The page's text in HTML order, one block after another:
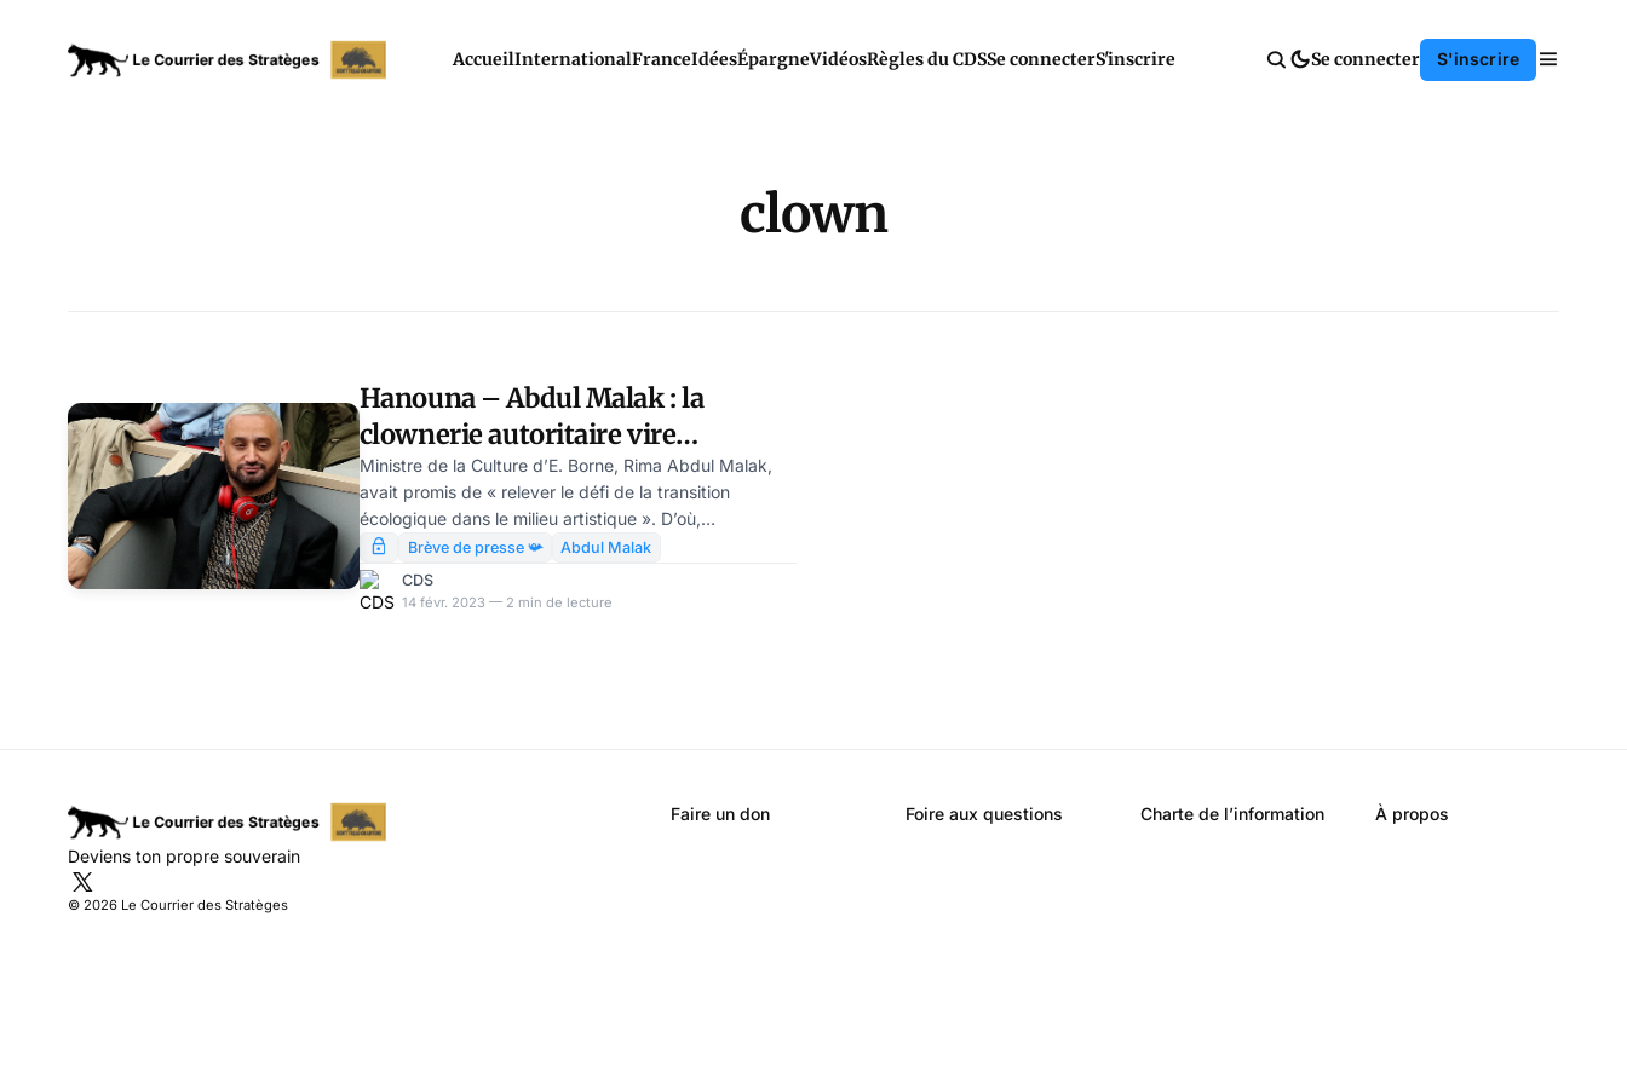
AccueilInternationalFranceIdéesÉpargneVidéosRègles du CDSSe connecterS'inscrire Se connecter S'inscrire
clown
Hanouna – Abdul Malak : la
clownerie autoritaire vire
totalitaire, par Modeste Schwartz
Ministre de la Culture d’E. Borne, Rima Abdul Malak,
avait promis de « relever le défi de la transition
écologique dans le milieu artistique ». D’où,
probablement, son énervement quand C. Hanouna
propose de carboniser le service audiovisuel public.
Brève de presse 📯
Abdul Malak
CDS
14 févr. 2023 — 2 min de lecture
Deviens ton propre souverain
© 2026 Le Courrier des Stratèges
Faire un don Foire aux questions Charte de l’information À propos